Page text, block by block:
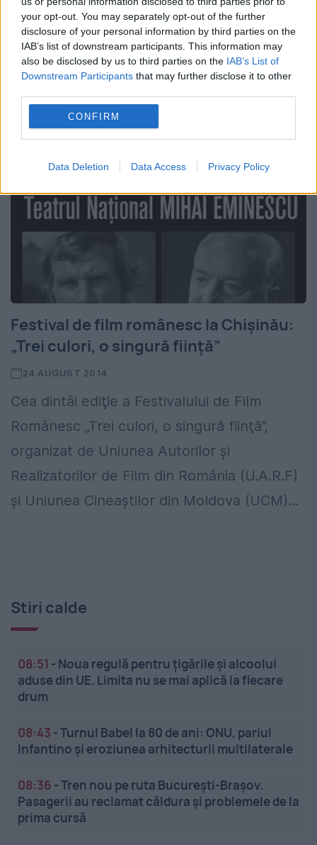
your opt-out. You may separately opt-out of the further
disclosure of your personal information by third parties on the
IAB’s list of downstream participants. This information may
also be disclosed by us to third parties on the IAB’s List of
Downstream Participants that may further disclose it to other
CONFIRM
Data Deletion Data Access Privacy Policy
Muzeului Naţional al Literaturii Române: să
fim părtaşi la spectacolele de poezie şi jazz.
Muzeul Național al Literaturii Române și
Fundația...
Festival de film românesc la Chişinău:
„Trei culori, o singură fiinţă”
24 AUGUST 2014
Cea dintâi ediţie a Festivalului de Film
Românesc „Trei culori, o singură fiinţă”,
organizat de Uniunea Autorilor şi
Realizatorilor de Film din România (U.A.R.F)
şi Uniunea Cineaştilor din Moldova (UCM)...
Stiri calde
08:51 - Noua regulă pentru țigările și alcoolul
aduse din UE. Limita nu se mai aplică la fiecare
drum
08:43 -Turnul Babel la 80 de ani: ONU, pariul
Infantino și eroziunea arhitecturii multilaterale
08:36 -Tren nou pe ruta București-Brașov.
Pasagerii au reclamat căldura și problemele de la
prima cursă